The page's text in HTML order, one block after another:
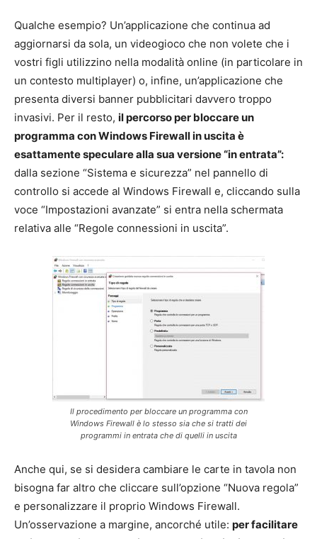
Qualche esempio? Un’applicazione che continua ad
aggiornarsi da sola, un videogioco che non volete che i
vostri figli utilizzino nella modalità online (in particolare in
un contesto multiplayer) o, infine, un’applicazione che
presenta diversi banner pubblicitari davvero troppo
invasivi. Per il resto, il percorso per bloccare un
programma con Windows Firewall in uscita è
esattamente speculare alla sua versione “in entrata”:
dalla sezione “Sistema e sicurezza” nel pannello di
controllo si accede al Windows Firewall e, cliccando sulla
voce “Impostazioni avanzate” si entra nella schermata
relativa alle “Regole connessioni in uscita”.
Il procedimento per bloccare un programma con
Windows Firewall è lo stesso sia che si tratti dei
programmi in entrata che di quelli in uscita
Anche qui, se si desidera cambiare le carte in tavola non
bisogna far altro che cliccare sull’opzione “Nuova regola”
e personalizzare il proprio Windows Firewall.
Un’osservazione a margine, ancorché utile: per facilitare